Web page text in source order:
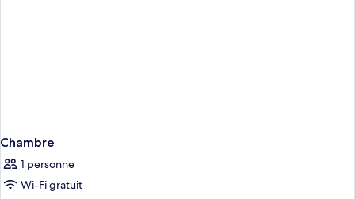
Chambre
1 personne
Wi-Fi gratuit